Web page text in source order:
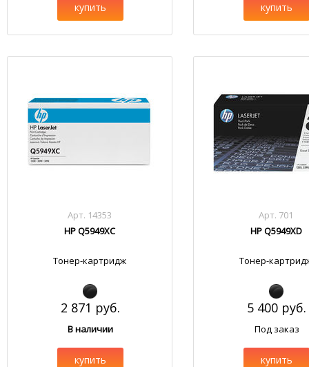
купить купить
Арт. 14353
HP Q5949XC
Тонер-картридж
2 871 руб.
В наличии
купить
Арт. 701
HP Q5949XD
Тонер-
5 400 руб.
Под заказ
купить